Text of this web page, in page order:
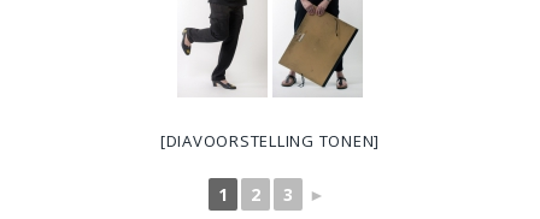
[DIAVOORSTELLING TONEN]
1 2 3 ►